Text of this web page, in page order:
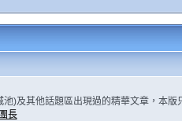
)及其他話題區出現過的精華文章，本版
長